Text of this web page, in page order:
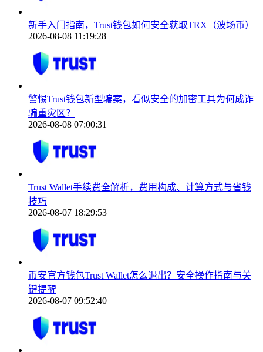
新手入门指南，Trust钱包如何安全获取TRX（波场币）
2026-08-08 11:19:28
警惕Trust钱包新型骗案，看似安全的加密工具为何成诈
骗重灾区？
2026-08-08 07:00:31
Trust Wallet手续费全解析，费用构成、计算方式与省钱
技巧
2026-08-07 18:29:53
币安官方钱包Trust Wallet怎么退出？安全操作指南与关
键提醒
2026-08-07 09:52:40